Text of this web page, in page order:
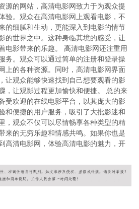
源的网站，高清电影网致力于为观众提
验。观众在高清电影网上观看电影，不
的细腻和生动，更能深入到电影的情节
的世界之中。这种身临其境的感受，让
电影带来的乐趣。 高清电影网还注重用
务。观众可以通过简单的注册和登录操
上的各种资源。同时，高清电影网界面
让观众能够快速找到自己想要观看的影
，让观影过程更加愉快和便捷。 总的来
受欢迎的在线电影平台，以其庞大的影
和便捷的用户服务，吸引了大批影迷和
，观众不仅可以尽情畅享各种类型的精
来的无穷乐趣和情感共鸣。如果你也是
高清电影网，体验高清电影的魅力，开